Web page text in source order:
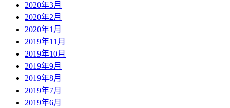
2020年3月
2020年2月
2020年1月
2019年11月
2019年10月
2019年9月
2019年8月
2019年7月
2019年6月